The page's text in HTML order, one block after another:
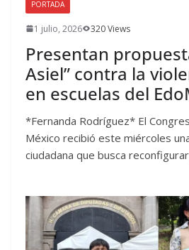
PORTADA
1 julio, 2026 320 Views
Presentan
Asiel” contra la
en escuelas del
*Fernanda Rodríguez* El
México recibió este miércoles
ciudadana que busca